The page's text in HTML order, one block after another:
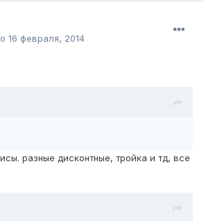
16 февраля, 2014
разные дисконтные, тройка и тд, все